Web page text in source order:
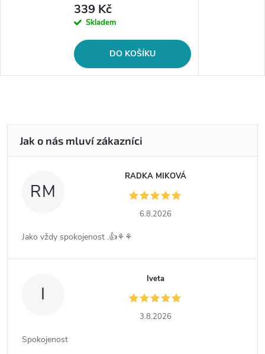
339 Kč
Skladem
DO KOŠÍKU
RM
RADKA MIKOVÁ
6.8.2026
Jako vždy spokojenost .👍⚘️⚘️
I
Iveta
3.8.2026
Spokojenost